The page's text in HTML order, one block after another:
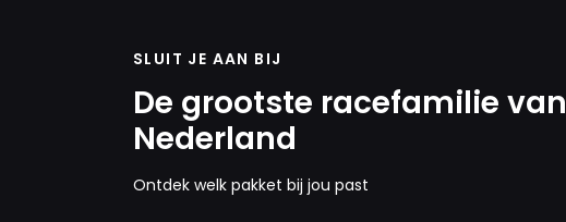
SLUIT JE AAN BIJ
De grootste racefamilie van
Nederland
Ontdek welk pakket bij jou past